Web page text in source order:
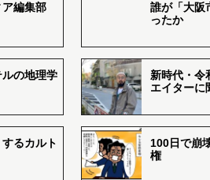
ア編集部
誰が「大阪
ったか
の地理学
新時代・令
エイターに
するカルト
100日で崩
権